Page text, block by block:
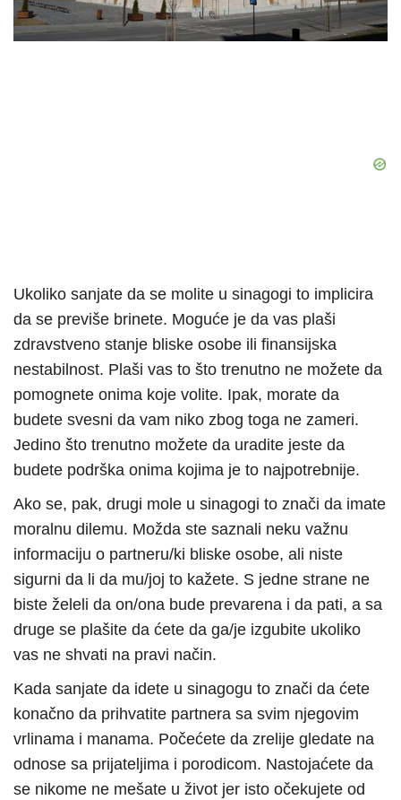
Ukoliko sanjate da se molite u sinagogi to implicira
da se previše brinete. Moguće je da vas plaši
zdravstveno stanje bliske osobe ili finansijska
nestabilnost. Plaši vas to što trenutno ne možete da
pomognete onima koje volite. Ipak, morate da
budete svesni da vam niko zbog toga ne zameri.
Jedino što trenutno možete da uradite jeste da
budete podrška onima kojima je to najpotrebnije.
Ako se, pak, drugi mole u sinagogi to znači da imate
moralnu dilemu. Možda ste saznali neku važnu
informaciju o partneru/ki bliske osobe, ali niste
sigurni da li da mu/joj to kažete. S jedne strane ne
biste želeli da on/ona bude prevarena i da pati, a sa
druge se plašite da ćete da ga/je izgubite ukoliko
vas ne shvati na pravi način.
Kada sanjate da idete u sinagogu to znači da ćete
konačno da prihvatite partnera sa svim njegovim
vrlinama i manama. Počećete da zrelije gledate na
odnose sa prijateljima i porodicom. Nastojaćete da
se nikome ne mešate u život jer isto očekujete od